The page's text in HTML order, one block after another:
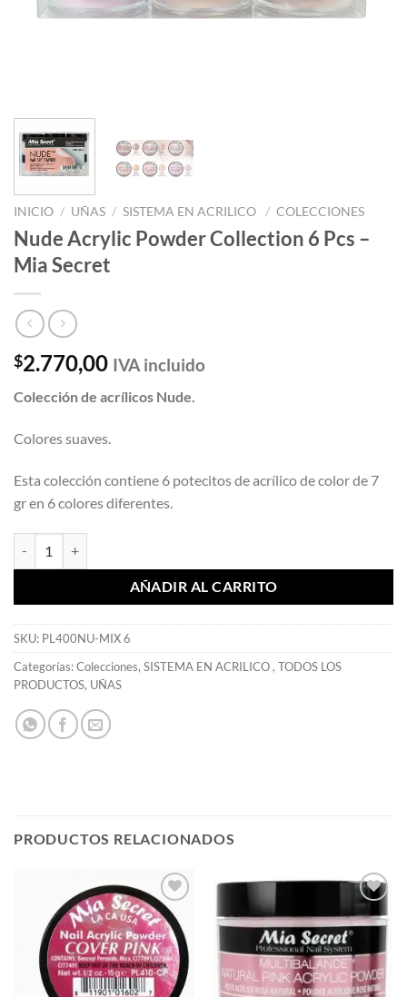
INICIO / UÑAS / SISTEMA EN ACRILICO / COLECCIONES
Nude Acrylic Powder Collection 6 Pcs –
Mia Secret
$2.770,00 IVA incluido
Colección de acrílicos Nude.
Colores suaves.
Esta colección contiene 6 potecitos de acrílico de color de 7
gr en 6 colores diferentes.
AÑADIR AL CARRITO
SKU: PL400NU-MIX 6
Categorías:Colecciones, SISTEMA EN ACRILICO, TODOS LOS
PRODUCTOS, UÑAS
PRODUCTOS RELACIONADOS
Añadir
a la
lista de
deseos
Añadir
a la
lista de
deseos